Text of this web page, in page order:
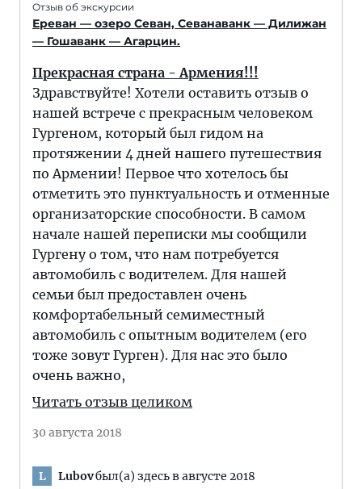
Отзыв об экскурсии
Ереван — озеро Севан, Севанаванк — Дилижан
— Гошаванк — Агарцин.
Прекрасная страна - Армения!!!
Здравствуйте! Хотели оставить отзыв о
нашей встрече с прекрасным человеком
Гургеном, который был гидом на
протяжении 4 дней нашего путешествия
по Армении! Первое что хотелось бы
отметить это пунктуальность и отменные
организаторские способности. В самом
начале нашей переписки мы сообщили
Гургену о том, что нам потребуется
автомобиль с водителем. Для нашей
семьи был предоставлен очень
комфортабельный семиместный
автомобиль с опытным водителем (его
тоже зовут Гурген). Для нас это было
очень важно,
Читать отзыв целиком
30 августа 2018
L Lubovбыл(а) здесь в августе 2018